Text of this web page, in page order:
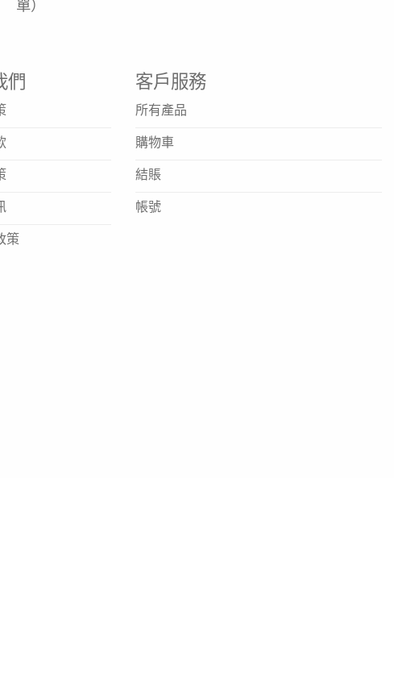
單）
們
策
客戶服務
所有產品
購物車
結賬
帳號